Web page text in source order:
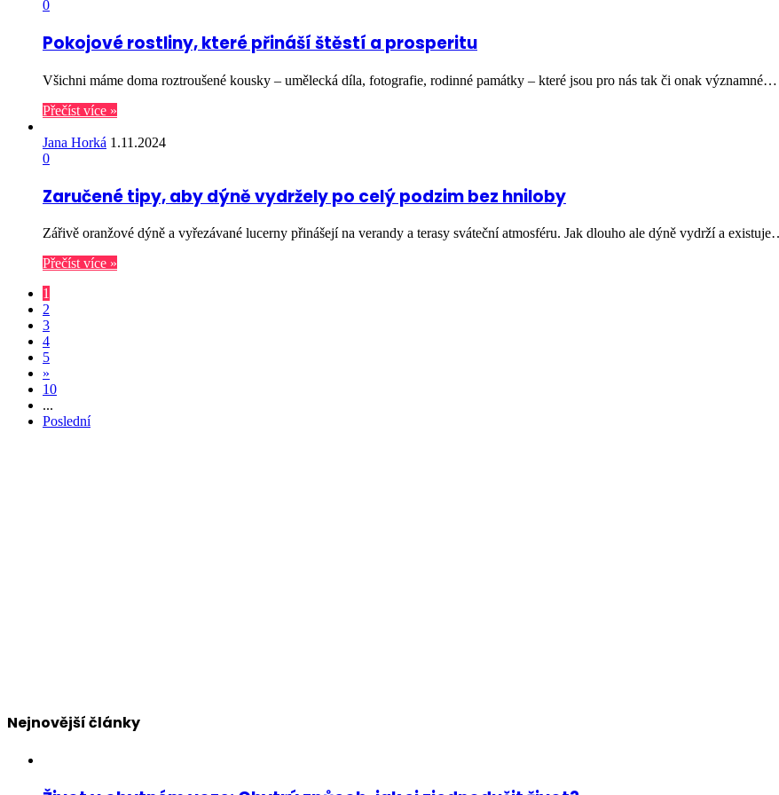
0
Pokojové rostliny, které přináší štěstí a prosperitu
Všichni máme doma roztroušené kousky – umělecká díla, fotografie, rodinné památky – které jsou pro nás tak či onak významné…
Přečíst více »
Jana Horká 1.11.2024
0
Zaručené tipy, aby dýně vydržely po celý podzim bez hniloby
Zářivě oranžové dýně a vyřezávané lucerny přinášejí na verandy a terasy sváteční atmosféru. Jak dlouho ale dýně vydrží a
Přečíst více »
1
2
3
4
5
»
10
...
Poslední
Nejnovější články